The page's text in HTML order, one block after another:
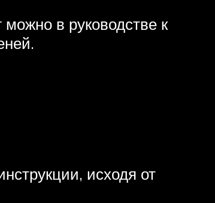
в руководстве к
исходя от